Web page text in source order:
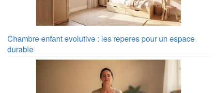
Chambre enfant evolutive : les reperes pour un espace
durable